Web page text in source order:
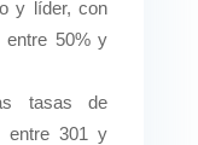
y líder, con
entre 50% y
tasas de
entre 301 y